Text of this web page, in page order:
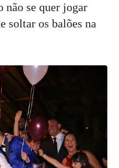
não se quer jogar
soltar os balões na